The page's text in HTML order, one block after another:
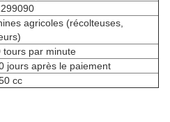
agricoles (récolteuses,
tours par minute
jours après le paiement
cc